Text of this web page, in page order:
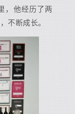
，他经历了两
不断成长。